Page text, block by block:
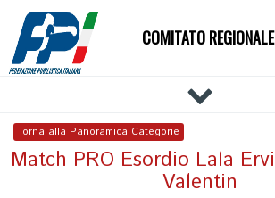
COMITATO
IL COMITATO
DOCUMENTI
Torna alla Panoramica Categorie
Match PRO Esordio Lala
Valentin